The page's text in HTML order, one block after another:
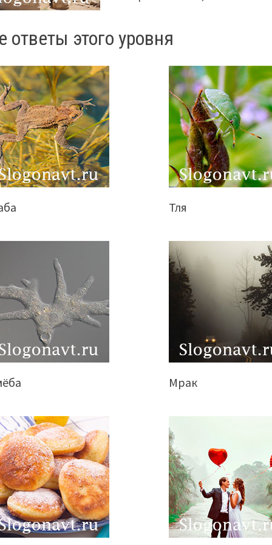
ответы этого уровня
Тля
Мрак